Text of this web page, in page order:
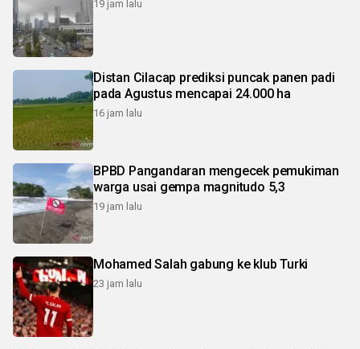
19 jam lalu
Distan Cilacap prediksi puncak panen padi
pada Agustus mencapai 24.000 ha
16 jam lalu
BPBD Pangandaran mengecek pemukiman
warga usai gempa magnitudo 5,3
19 jam lalu
Mohamed Salah gabung ke klub Turki
23 jam lalu